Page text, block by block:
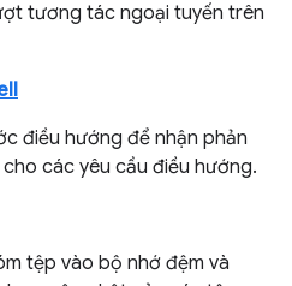
tương tác ngoại tuyến trên
điều hướng để nhận phản
các yêu cầu điều hướng.
tệp vào bộ nhớ đệm và